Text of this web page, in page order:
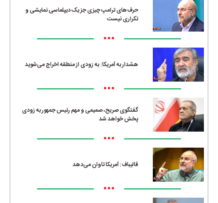
حرف‌های ترامپ چیزی جز یک دیپلماسی نمایشی و
تکراری نیست
•••
هشدار به آمریکا: به زودی از منطقه اخراج می‌شوید
•••
گفتگوی صریح، صمیمی و مهم رئیس جمهور به زودی
پخش خواهد شد
•••
قالیباف: آمریکا تاوان می‌دهد
•••